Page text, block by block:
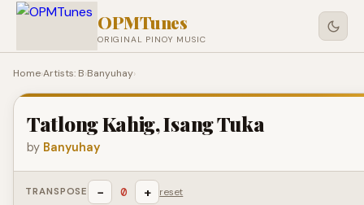
OPMTunes
ORIGINAL PINOY MUSIC
Home›Artists: B›Banyuhay›
Tatlong Kahig, Isang Tuka
by Banyuhay
TRANSPOSE − 0 + reset